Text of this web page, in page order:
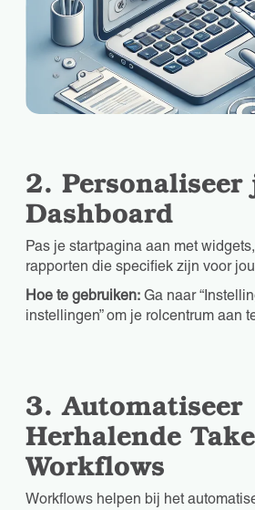
2. Personaliseer
Dashboard
Pas je startpagina aan met
rapporten die specifiek zijn voor
Hoe te gebruiken: Ga naar
instellingen” om je rolcentrum aan
3. Automatiseer
Herhalende
Workflows
Workflows helpen bij het